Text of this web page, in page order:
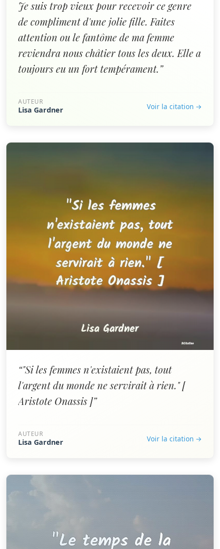
Je suis trop vieux pour recevoir ce genre
de compliment d'une jolie fille. Faites
attention ou le fantôme de ma femme
reviendra nous châtier tous les deux. Elle a
toujours eu un fort tempérament.”
AUTEUR
Lisa Gardner Voir la citation →
“"Si les femmes n'existaient pas, tout
l'argent du monde ne servirait à rien." [
Aristote Onassis ]”
AUTEUR
Lisa Gardner Voir la citation →